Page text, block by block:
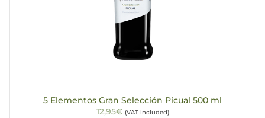
5 Elementos Gran Selección Picual 500 ml
12,95€ (VAT included)